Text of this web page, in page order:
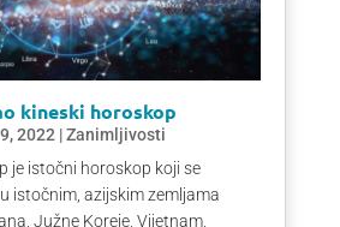
kineski horoskop
2022 |Zanimljivosti
je istočni horoskop koji se
istočnim, azijskim zemljama
Južne Koreje, Vijetnam,